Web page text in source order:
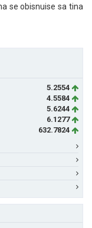
se obisnuise sa tina
5.2554
4.5584
5.6244
6.1277
632.7824